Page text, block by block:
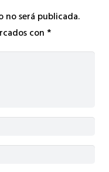
será publicada.
con*